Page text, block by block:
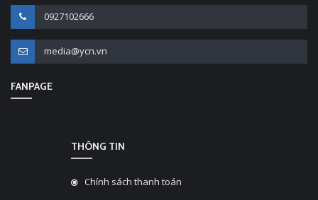
0927102666
media@ycn.vn
FANPAGE
THÔNG TIN
Chính sách thanh toán